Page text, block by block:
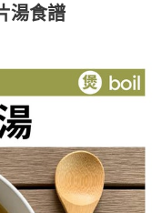
湯食譜